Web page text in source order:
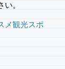
。
メ観光スポ